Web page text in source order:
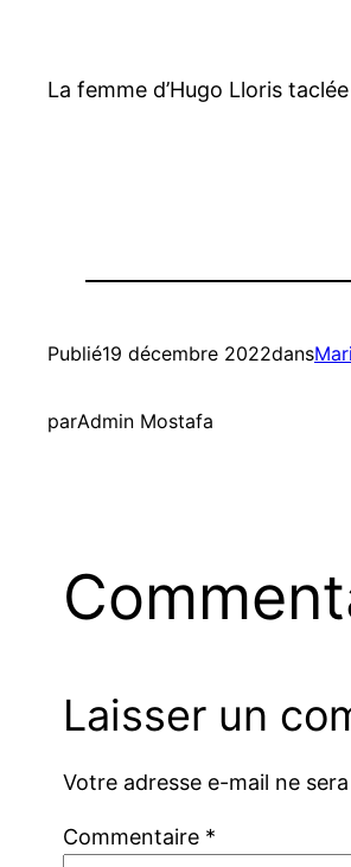
La femme d’Hugo Lloris
Publié19 décembre 2022dans
parAdmin Mostafa
Laisser un
Votre adresse e-mail ne
Commentaire *